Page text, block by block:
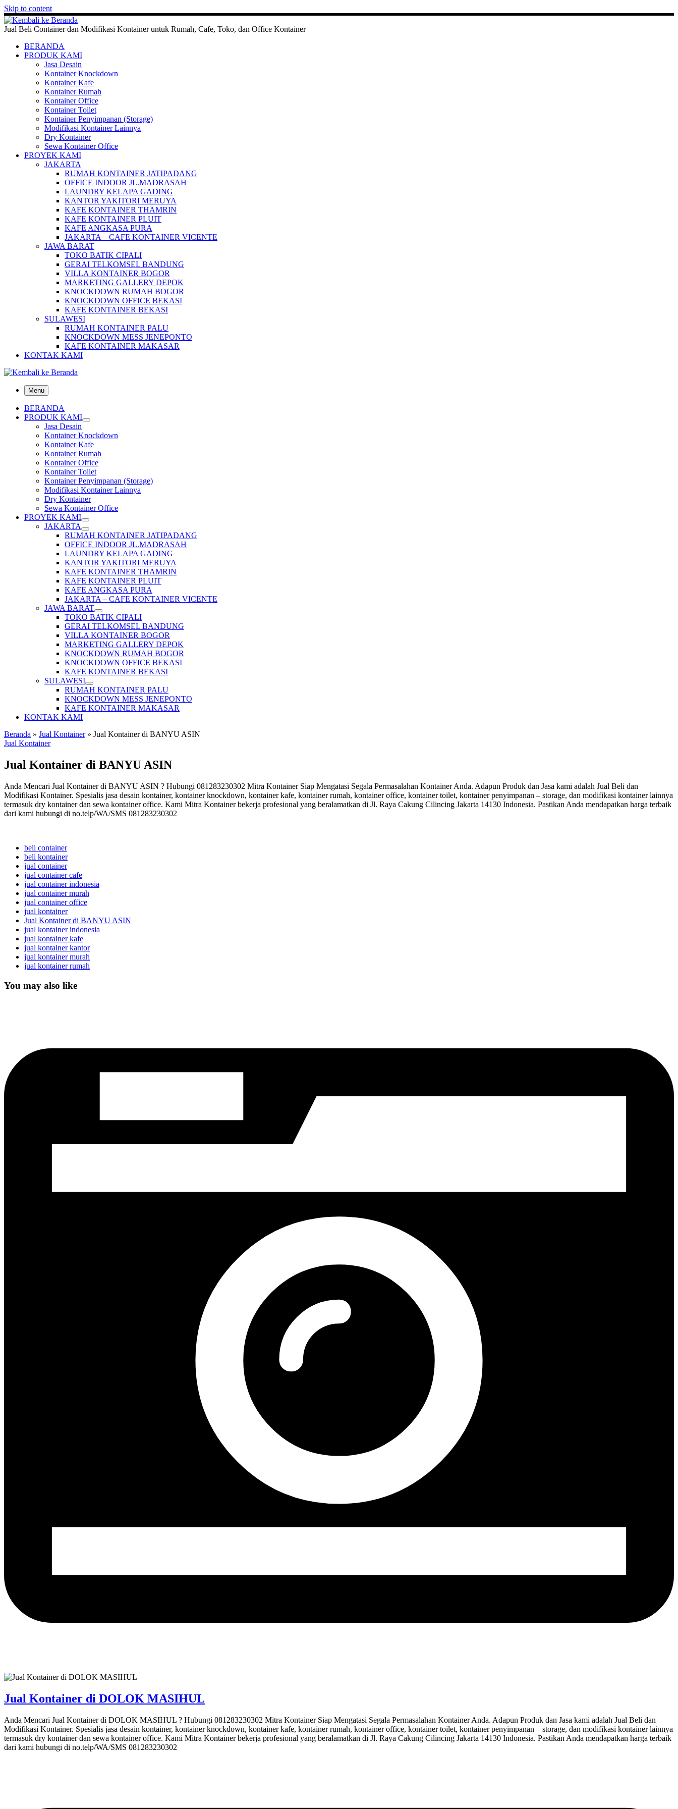
Skip to content
Jual Beli Container dan Modifikasi Kontainer untuk Rumah, Cafe, Toko, dan Office Kontainer
BERANDA
PRODUK KAMI
Jasa Desain
Kontainer Knockdown
Kontainer Kafe
Kontainer Rumah
Kontainer Office
Kontainer Toilet
Kontainer Penyimpanan (Storage)
Modifikasi Kontainer Lainnya
Dry Kontainer
Sewa Kontainer Office
PROYEK KAMI
JAKARTA
RUMAH KONTAINER JATIPADANG
OFFICE INDOOR JL.MADRASAH
LAUNDRY KELAPA GADING
KANTOR YAKITORI MERUYA
KAFE KONTAINER THAMRIN
KAFE KONTAINER PLUIT
KAFE ANGKASA PURA
JAKARTA – CAFE KONTAINER VICENTE
JAWA BARAT
TOKO BATIK CIPALI
GERAI TELKOMSEL BANDUNG
VILLA KONTAINER BOGOR
MARKETING GALLERY DEPOK
KNOCKDOWN RUMAH BOGOR
KNOCKDOWN OFFICE BEKASI
KAFE KONTAINER BEKASI
SULAWESI
RUMAH KONTAINER PALU
KNOCKDOWN MESS JENEPONTO
KAFE KONTAINER MAKASAR
KONTAK KAMI
Menu
BERANDA
PRODUK KAMI
Jasa Desain
Kontainer Knockdown
Kontainer Kafe
Kontainer Rumah
Kontainer Office
Kontainer Toilet
Kontainer Penyimpanan (Storage)
Modifikasi Kontainer Lainnya
Dry Kontainer
Sewa Kontainer Office
PROYEK KAMI
JAKARTA
RUMAH KONTAINER JATIPADANG
OFFICE INDOOR JL.MADRASAH
LAUNDRY KELAPA GADING
KANTOR YAKITORI MERUYA
KAFE KONTAINER THAMRIN
KAFE KONTAINER PLUIT
KAFE ANGKASA PURA
JAKARTA – CAFE KONTAINER VICENTE
JAWA BARAT
TOKO BATIK CIPALI
GERAI TELKOMSEL BANDUNG
VILLA KONTAINER BOGOR
MARKETING GALLERY DEPOK
KNOCKDOWN RUMAH BOGOR
KNOCKDOWN OFFICE BEKASI
KAFE KONTAINER BEKASI
SULAWESI
RUMAH KONTAINER PALU
KNOCKDOWN MESS JENEPONTO
KAFE KONTAINER MAKASAR
KONTAK KAMI
Beranda » Jual Kontainer » Jual Kontainer di BANYU ASIN
Jual Kontainer
Jual Kontainer di BANYU ASIN
Anda Mencari Jual Kontainer di BANYU ASIN ? Hubungi 081283230302 Mitra Kontainer Siap Mengatasi Segala Permasalahan Kontainer Anda. Adapun Produk dan Jasa kami adalah Jual Beli dan
Modifikasi Kontainer. Spesialis jasa desain kontainer, kontainer knockdown, kontainer kafe, kontainer rumah, kontainer office, kontainer toilet, kontainer penyimpanan – storage, dan modifikasi kontainer lainnya
termasuk dry kontainer dan sewa kontainer office. Kami Mitra Kontainer bekerja profesional yang beralamatkan di Jl. Raya Cakung Cilincing Jakarta 14130 Indonesia. Pastikan Anda mendapatkan harga terbaik
dari kami hubungi di no.telp/WA/SMS 081283230302
beli container
beli kontainer
jual container
jual container cafe
jual container indonesia
jual container murah
jual container office
jual kontainer
Jual Kontainer di BANYU ASIN
jual kontainer indonesia
jual kontainer kafe
jual kontainer kantor
jual kontainer murah
jual kontainer rumah
You may also like
Jual Kontainer di DOLOK MASIHUL
Anda Mencari Jual Kontainer di DOLOK MASIHUL ? Hubungi 081283230302 Mitra Kontainer Siap Mengatasi Segala Permasalahan Kontainer Anda. Adapun Produk dan Jasa kami adalah Jual Beli dan
Modifikasi Kontainer. Spesialis jasa desain kontainer, kontainer knockdown, kontainer kafe, kontainer rumah, kontainer office, kontainer toilet, kontainer penyimpanan – storage, dan modifikasi kontainer lainnya
termasuk dry kontainer dan sewa kontainer office. Kami Mitra Kontainer bekerja profesional yang beralamatkan di Jl. Raya Cakung Cilincing Jakarta 14130 Indonesia. Pastikan Anda mendapatkan harga terbaik
dari kami hubungi di no.telp/WA/SMS 081283230302